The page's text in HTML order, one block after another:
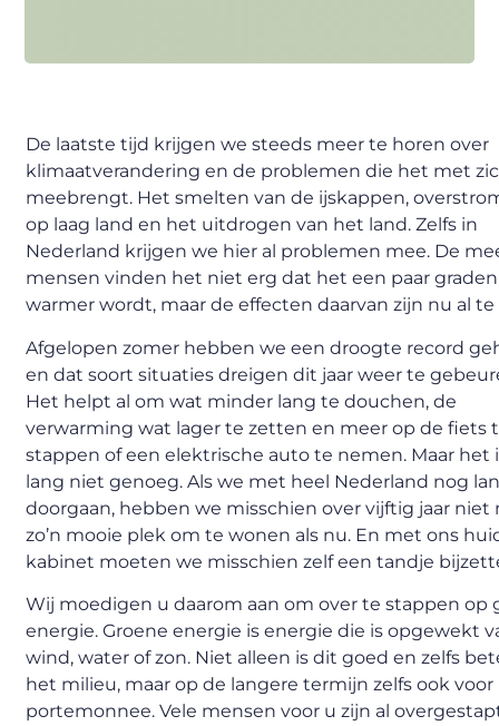
De laatste tijd krijgen we steeds meer te horen over
klimaatverandering en de problemen die het met
meebrengt. Het smelten van de ijskappen,
op laag land en het uitdrogen van het land. Zelfs in
Nederland krijgen we hier al problemen mee. De
mensen vinden het niet erg dat het een paar graden
warmer wordt, maar de effecten daarvan zijn nu al te
Afgelopen zomer hebben we een droogte record
en dat soort situaties dreigen dit jaar weer te
Het helpt al om wat minder lang te douchen, de
verwarming wat lager te zetten en meer op de fiets
stappen of een elektrische auto te nemen. Maar het
lang niet genoeg. Als we met heel Nederland nog
doorgaan, hebben we misschien over vijftig jaar niet
zo’n mooie plek om te wonen als nu. En met ons
kabinet moeten we misschien zelf een tandje
Wij moedigen u daarom aan om over te stappen op
energie. Groene energie is energie die is opgewekt
wind, water of zon. Niet alleen is dit goed en zelfs
het milieu, maar op de langere termijn zelfs ook voor
portemonnee. Vele mensen voor u zijn al